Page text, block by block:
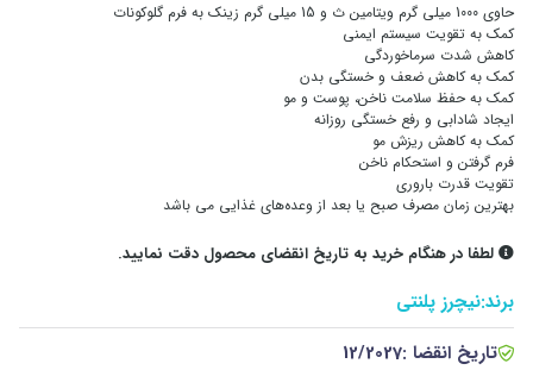
حاوی 1000 میلی گرم ویتامین ث و 15 میلی گرم زینک به فرم گلوکونات
کمک به تقویت سیستم ایمنی
کاهش شدت سرماخوردگی
کمک به کاهش ضعف و خستگی بدن
کمک به حفظ سلامت ناخن، پوست و مو
ایجاد شادابی و رفع خستگی روزانه
کمک به کاهش ریزش مو
فرم گرفتن و استحکام ناخن
تقویت قدرت باروری
بهترین زمان مصرف صبح یا بعد از وعده‌های غذایی می باشد
لطفا در هنگام خرید به تاریخ انقضای محصول دقت نمایید.
برند:نیچرز پلنتی
تاریخ انقضا :12/2027